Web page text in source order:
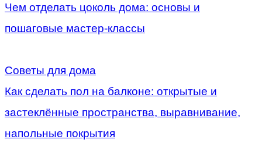
Чем отделать цоколь дома: основы и
пошаговые мастер-классы
Советы для дома
Как сделать пол на балконе: открытые и
застеклённые пространства, выравнивание,
напольные покрытия